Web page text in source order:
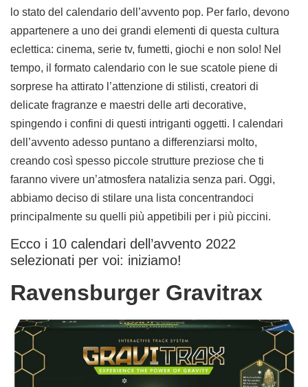
lo stato del calendario dell’avvento pop. Per farlo, devono
appartenere a uno dei grandi elementi di questa cultura
eclettica: cinema, serie tv, fumetti, giochi e non solo! Nel
tempo, il formato calendario con le sue scatole piene di
sorprese ha attirato l’attenzione di stilisti, creatori di
delicate fragranze e maestri delle arti decorative,
spingendo i confini di questi intriganti oggetti. I calendari
dell’avvento adesso puntano a differenziarsi molto,
creando così spesso piccole strutture preziose che ti
faranno vivere un’atmosfera natalizia senza pari. Oggi,
abbiamo deciso di stilare una lista concentrandoci
principalmente su quelli più appetibili per i più piccini.
Ecco i 10 calendari dell’avvento 2022
selezionati per voi: iniziamo!
Ravensburger Gravitrax